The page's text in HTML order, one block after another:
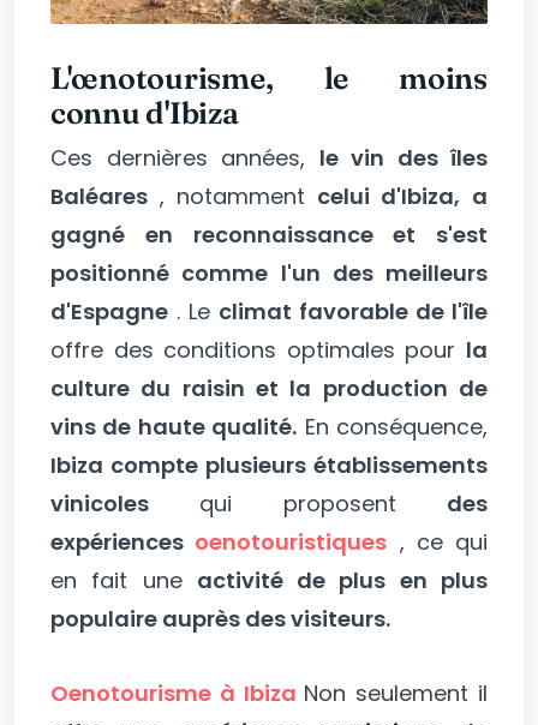
L'œnotourisme, le moins
connu d'Ibiza
Ces dernières années, le vin des îles
Baléares , notamment celui d'Ibiza, a
gagné en reconnaissance et s'est
positionné comme l'un des meilleurs
d'Espagne . Le climat favorable de l'île
offre des conditions optimales pour la
culture du raisin et la production de
vins de haute qualité. En conséquence,
Ibiza compte plusieurs établissements
vinicoles qui proposent des
expériences oenotouristiques , ce qui
en fait une activité de plus en plus
populaire auprès des visiteurs.
Oenotourisme à Ibiza Non seulement il